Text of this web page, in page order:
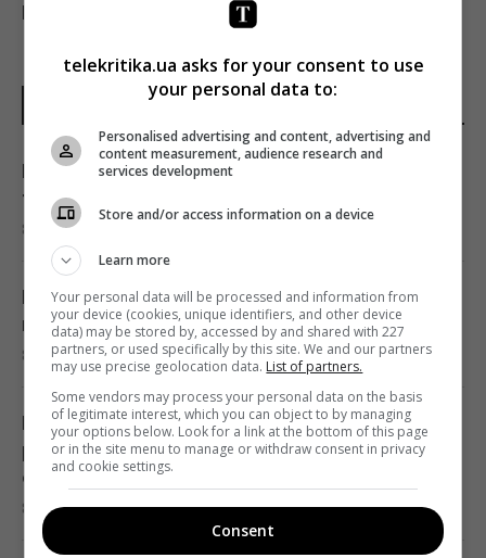
На какой плите еда вкуснее -
"мотает" меньше света
14:00 суббота, 08 августа 2026
5 привычек, которые выдают топорное
мышление у человека
13:57 суббота, 08 августа 2026
Почему кошки устраивают ночные забеги
по дому: ветеринары объяснили такое
странное поведение
13:53 суббота, 08 августа 2026
Эксперимент раскрыл, действительно ли
беспроводная зарядка дороже проводной
13:50 суббота, 08 августа 2026
ПОСЛЕДНИЕ НОВОСТИ
Пора выбрасывать: основные признаки
того, что кухонную губку нужно заменить
8 августа 2026, 14:28
Бархатцы будут цвести до заморозков: как
правильно обрезать бутоны
8 августа 2026, 14:19
В Украине изменили условия бронирования
работников: кто лишится брони с 1
сентября
8 августа 2026, 13:48
telekritika.ua asks for your consent to use
your personal data to:
Personalised advertising and content, advertising and
content measurement, audience research and
services development
Store and/or access information on a device
Learn more
Your personal data will be processed and information from
your device (cookies, unique identifiers, and other device
data) may be stored by, accessed by and shared with 227
partners, or used specifically by this site. We and our partners
may use precise geolocation data. List of partners.
Some vendors may process your personal data on the basis
of legitimate interest, which you can object to by managing
your options below. Look for a link at the bottom of this page
or in the site menu to manage or withdraw consent in privacy
and cookie settings.
Consent